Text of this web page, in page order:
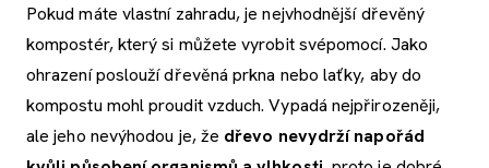
Pokud máte vlastní zahradu, je nejvhodnější dřevěný
kompostér, který si můžete vyrobit svépomocí. Jako
ohrazení poslouží dřevěná prkna nebo laťky, aby do
kompostu mohl proudit vzduch. Vypadá nejpřirozeněji,
ale jeho nevýhodou je, že dřevo nevydrží napořád